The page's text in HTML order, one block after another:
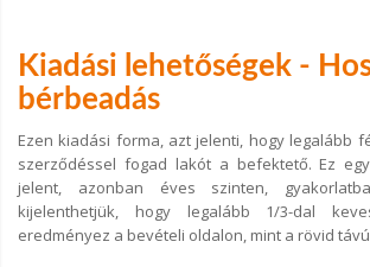
Kiadási lehetőségek -
bérbeadás
Ezen kiadási forma, azt jelenti, hogy legalább
szerződéssel fogad lakót a befektető. Ez
jelent, azonban éves szinten,
kijelenthetjük, hogy legalább 1/3-dal
eredményez a bevételi oldalon, mint a rövid